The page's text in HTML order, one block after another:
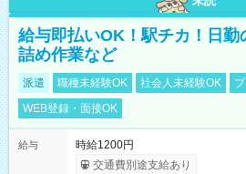
給与即払いOK！駅チカ！日勤
詰め作業など
派遣 職種未経験OK 社会人未経験OK
WEB登録・面接OK
給与
時給1200円
交通費別途支給あり